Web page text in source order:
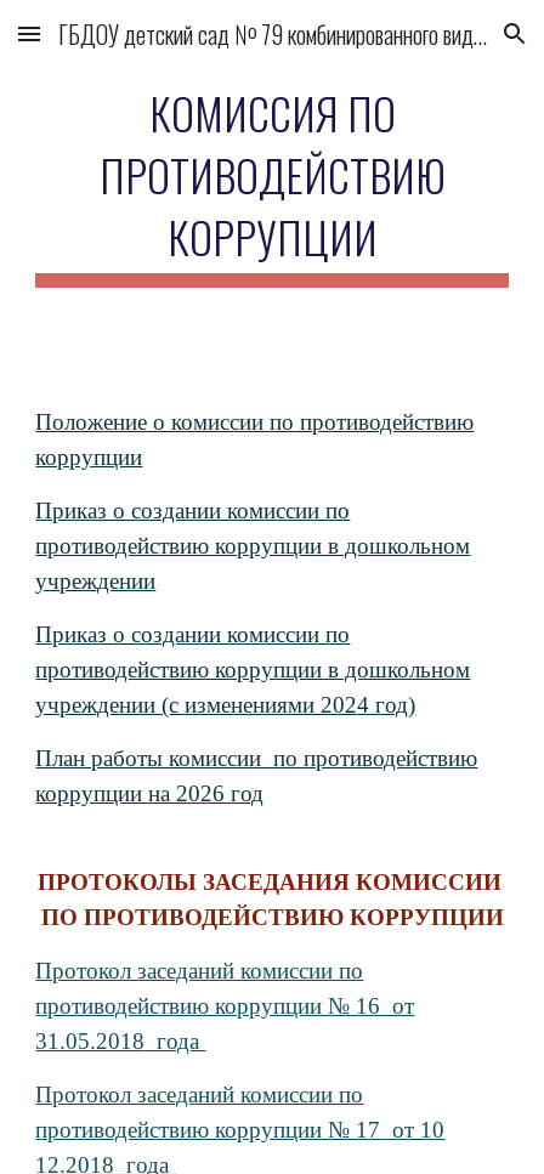
Skip to main content Skip to navigation
ГБДОУ детский сад № 79 комбинированного вида Выборгского района
КОМИССИЯ ПО
ПРОТИВОДЕЙСТВИЮ
КОРРУПЦИИ
Положение о комиссии по противодействию
коррупции
Приказ о создании комиссии по
противодействию коррупции в дошкольном
учреждении
Приказ о создании комиссии по
противодействию коррупции в дошкольном
учреждении (с изменениями 2024 год)
План работы комиссии по противодействию
коррупции на 2026 год
ПРОТОКОЛЫ ЗАСЕДАНИЯ КОМИССИИ
ПО ПРОТИВОДЕЙСТВИЮ КОРРУПЦИИ
Протокол заседаний комиссии по
противодействию коррупции № 16 от
31.05.2018 года
Протокол заседаний комиссии по
противодействию коррупции № 1 7 от 10
12.2018 года